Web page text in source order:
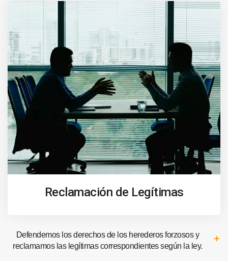
Reclamación de Legítimas
Defendemos los derechos de los herederos forzosos y
reclamamos las legítimas correspondientes según la ley.